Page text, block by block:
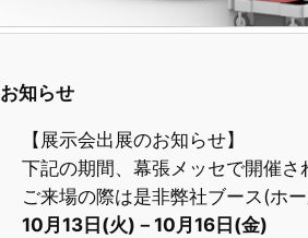
お知らせ
【展示会出展のお知らせ】
下記の期間、幕張メッセで開催さ
ご来場の際は是非弊社ブース(ホ
10月13日(火)－10月16日(金)